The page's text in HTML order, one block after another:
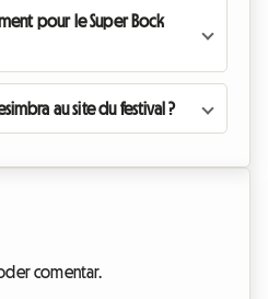
pour le Super Bock
au site du festival ?
comentar.